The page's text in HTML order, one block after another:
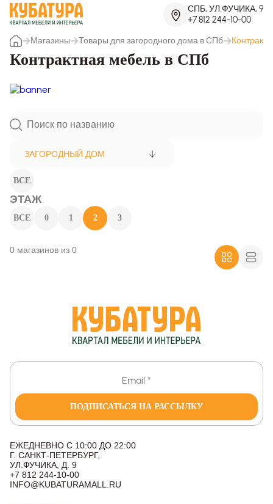
СПБ, УЛ.ФУЧИКА, 9
+7 812 244-10-00
Магазины
Товары для загородного дома в СПб
Контрактная мебель в СПб
ЗАГОРОДНЫЙ ДОМ
ВСЕ
ЭТАЖ
ВСЕ 0 1 2 3
0 магазинов из 0
ПОДПИСАТЬСЯ НА РАССЫЛКУ
ЕЖЕДНЕВНО С 10:00 ДО 22:00
Г. САНКТ-ПЕТЕРБУРГ,
УЛ.ФУЧИКА, Д. 9
+7 812 244-10-00
INFO@KUBATURAMALL.RU